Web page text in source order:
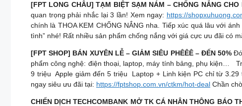
[FPT LONG CHÂU] TẠM BIỆT SẠM NÁM – CHỐNG NẮNG CHO
quan trọng phải nhắc lại 3 lần! Xem ngay: https://
chính là THOA KEM CHỐNG NẮNG nha. Tiếp xúc quá lâu với
tình” nhé! Rất nhiều sản phẩm chống nắng với giá cực ưu đãi có
[FPT SHOP] BÁN XUYÊN LỄ – GIẢM SIÊU PHÊÊÊ – ĐẾN 50%
phẩm công nghệ: điện thoại, laptop, máy tính bảng, phụ kiện…
9 triệu ️ Apple giảm đến 5 triệu ️ Laptop + Linh kiện PC chỉ từ
ngay siêu ưu đãi tại: https://fptshop.com.vn/ctkm/hot-deal Chần
CHIẾN DỊCH TECHCOMBANK MỞ TK CÁ NHÂN THÔNG BÁO